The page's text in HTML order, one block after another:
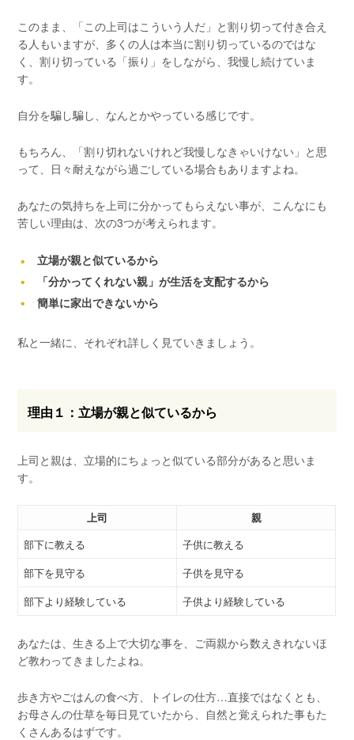
このまま、「この上司はこういう人だ」と割り切って付き合え
る人もいますが、多くの人は本当に割り切っているのではな
く、割り切っている「振り」をしながら、我慢し続けていま
す。
自分を騙し騙し、なんとかやっている感じです。
もちろん、「割り切れないけれど我慢しなきゃいけない」と思
って、日々耐えながら過ごしている場合もありますよね。
あなたの気持ちを上司に分かってもらえない事が、こんなにも
苦しい理由は、次の3つが考えられます。
立場が親と似ているから
「分かってくれない親」が生活を支配するから
簡単に家出できないから
私と一緒に、それぞれ詳しく見ていきましょう。
理由１：立場が親と似ているから
上司と親は、立場的にちょっと似ている部分があると思いま
す。
上司
親
部下に教える
子供に教える
部下を見守る
子供を見守る
部下より経験している
子供より経験している
あなたは、生きる上で大切な事を、ご両親から数えきれないほ
ど教わってきましたよね。
歩き方やごはんの食べ方、トイレの仕方…直接ではなくとも、
お母さんの仕草を毎日見ていたから、自然と覚えられた事もた
くさんあるはずです。